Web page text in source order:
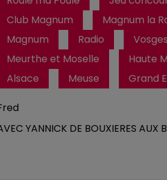
Club Magnum
Magnum la
Magnum
Radio
Vosges
Meurthe et Moselle
Haute
Alsace
Meuse Grand
YANNICK DE BOUXIERES AUX